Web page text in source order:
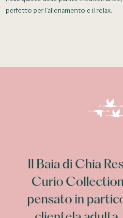
perfetto per l’allenamento e il relax.
Il Baia di Chia
Curio
pensato in